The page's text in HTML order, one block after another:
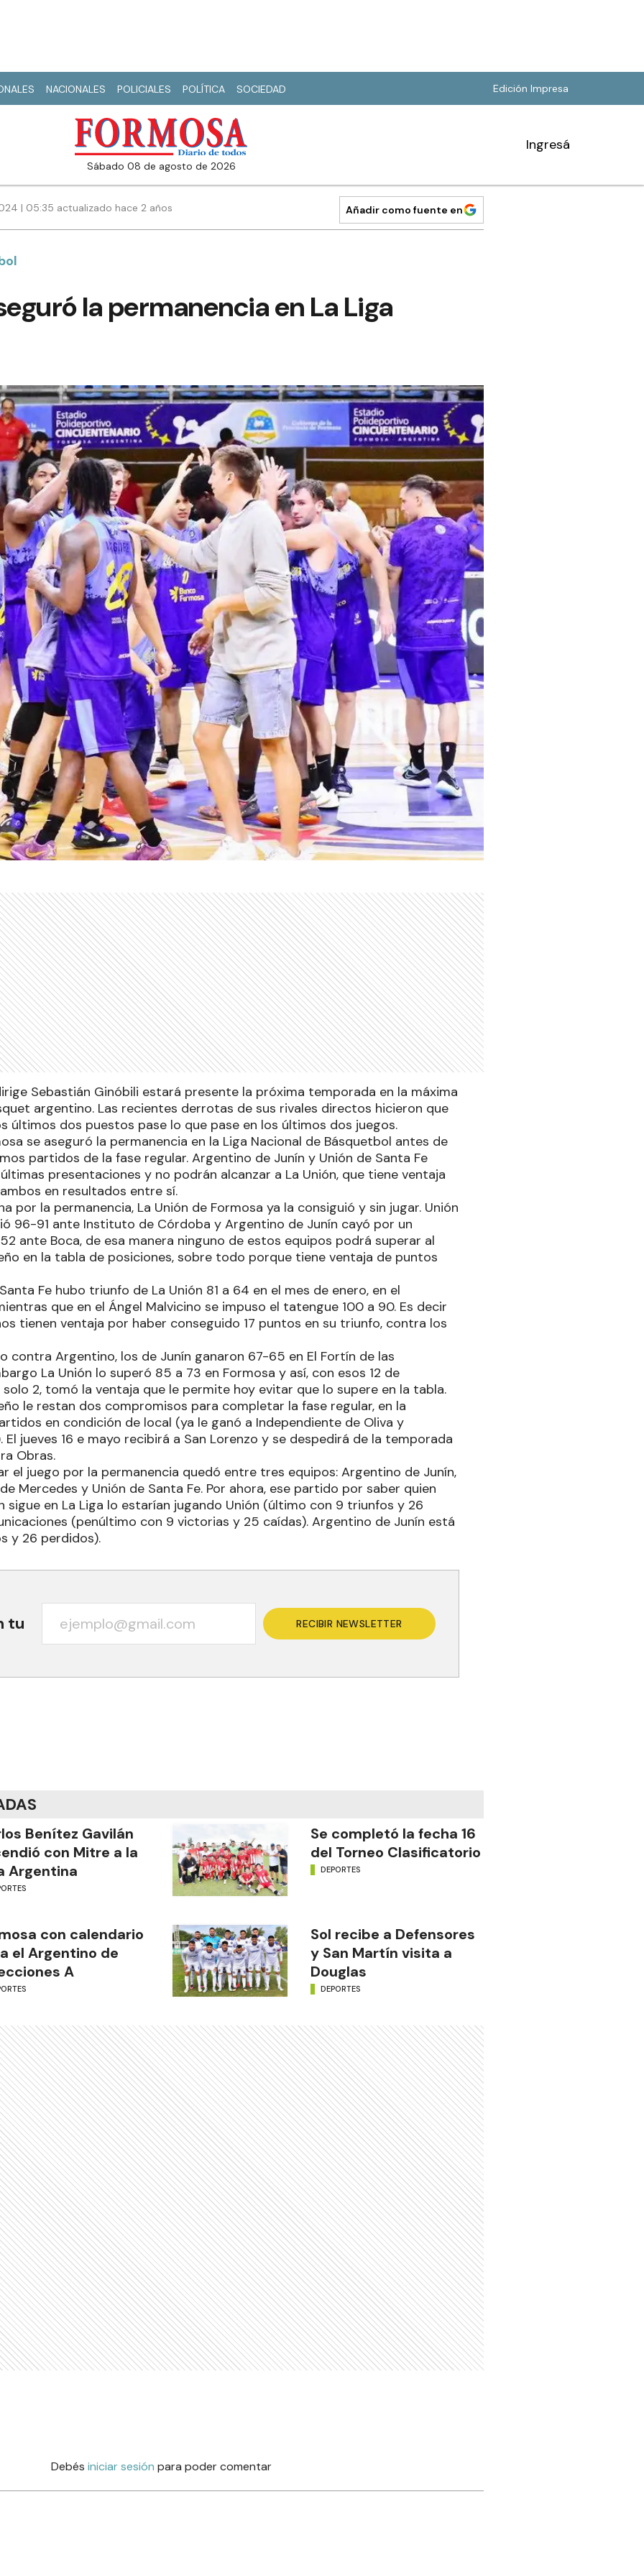
NACIONALES POLICIALES POLÍTICA SOCIEDAD Edición Impresa
sábado 08 de agosto de 2026
Ingresá
| 05:35 actualizado hace 2 años Añadir como fuente en
la permanencia en La Liga
Sebastián Ginóbili estará presente la próxima temporada en la máxima
argentino. Las recientes derrotas de sus rivales directos hicieron que
últimos dos puestos pase lo que pase en los últimos dos juegos.
se aseguró la permanencia en la Liga Nacional de Básquetbol antes de
partidos de la fase regular. Argentino de Junín y Unión de Santa Fe
presentaciones y no podrán alcanzar a La Unión, que tiene ventaja
en resultados entre sí.
por la permanencia, La Unión de Formosa ya la consiguió y sin jugar. Unión
96-91 ante Instituto de Córdoba y Argentino de Junín cayó por un
ante Boca, de esa manera ninguno de estos equipos podrá superar al
en la tabla de posiciones, sobre todo porque tiene ventaja de puntos
Fe hubo triunfo de La Unión 81 a 64 en el mes de enero, en el
que en el Ángel Malvicino se impuso el tatengue 100 a 90. Es decir
tienen ventaja por haber conseguido 17 puntos en su triunfo, contra los
contra Argentino, los de Junín ganaron 67-65 en El Fortín de las
La Unión lo superó 85 a 73 en Formosa y así, con esos 12 de
2, tomó la ventaja que le permite hoy evitar que lo supere en la tabla.
le restan dos compromisos para completar la fase regular, en la
en condición de local (ya le ganó a Independiente de Oliva y
El jueves 16 e mayo recibirá a San Lorenzo y se despedirá de la temporada
Obras.
el juego por la permanencia quedó entre tres equipos: Argentino de Junín,
Mercedes y Unión de Santa Fe. Por ahora, ese partido por saber quien
sigue en La Liga lo estarían jugando Unión (último con 9 triunfos y 26
(penúltimo con 9 victorias y 25 caídas). Argentino de Junín está
y 26 perdidos).
tu RECIBIR NEWSLETTER
Benítez Gavilán
con Mitre a la
Argentina
Se completó la fecha 16
del Torneo Clasificatorio
DEPORTES
con calendario
el Argentino de
A
Sol recibe a Defensores
y San Martín visita a
Douglas
DEPORTES
Debés iniciar sesión para poder comentar